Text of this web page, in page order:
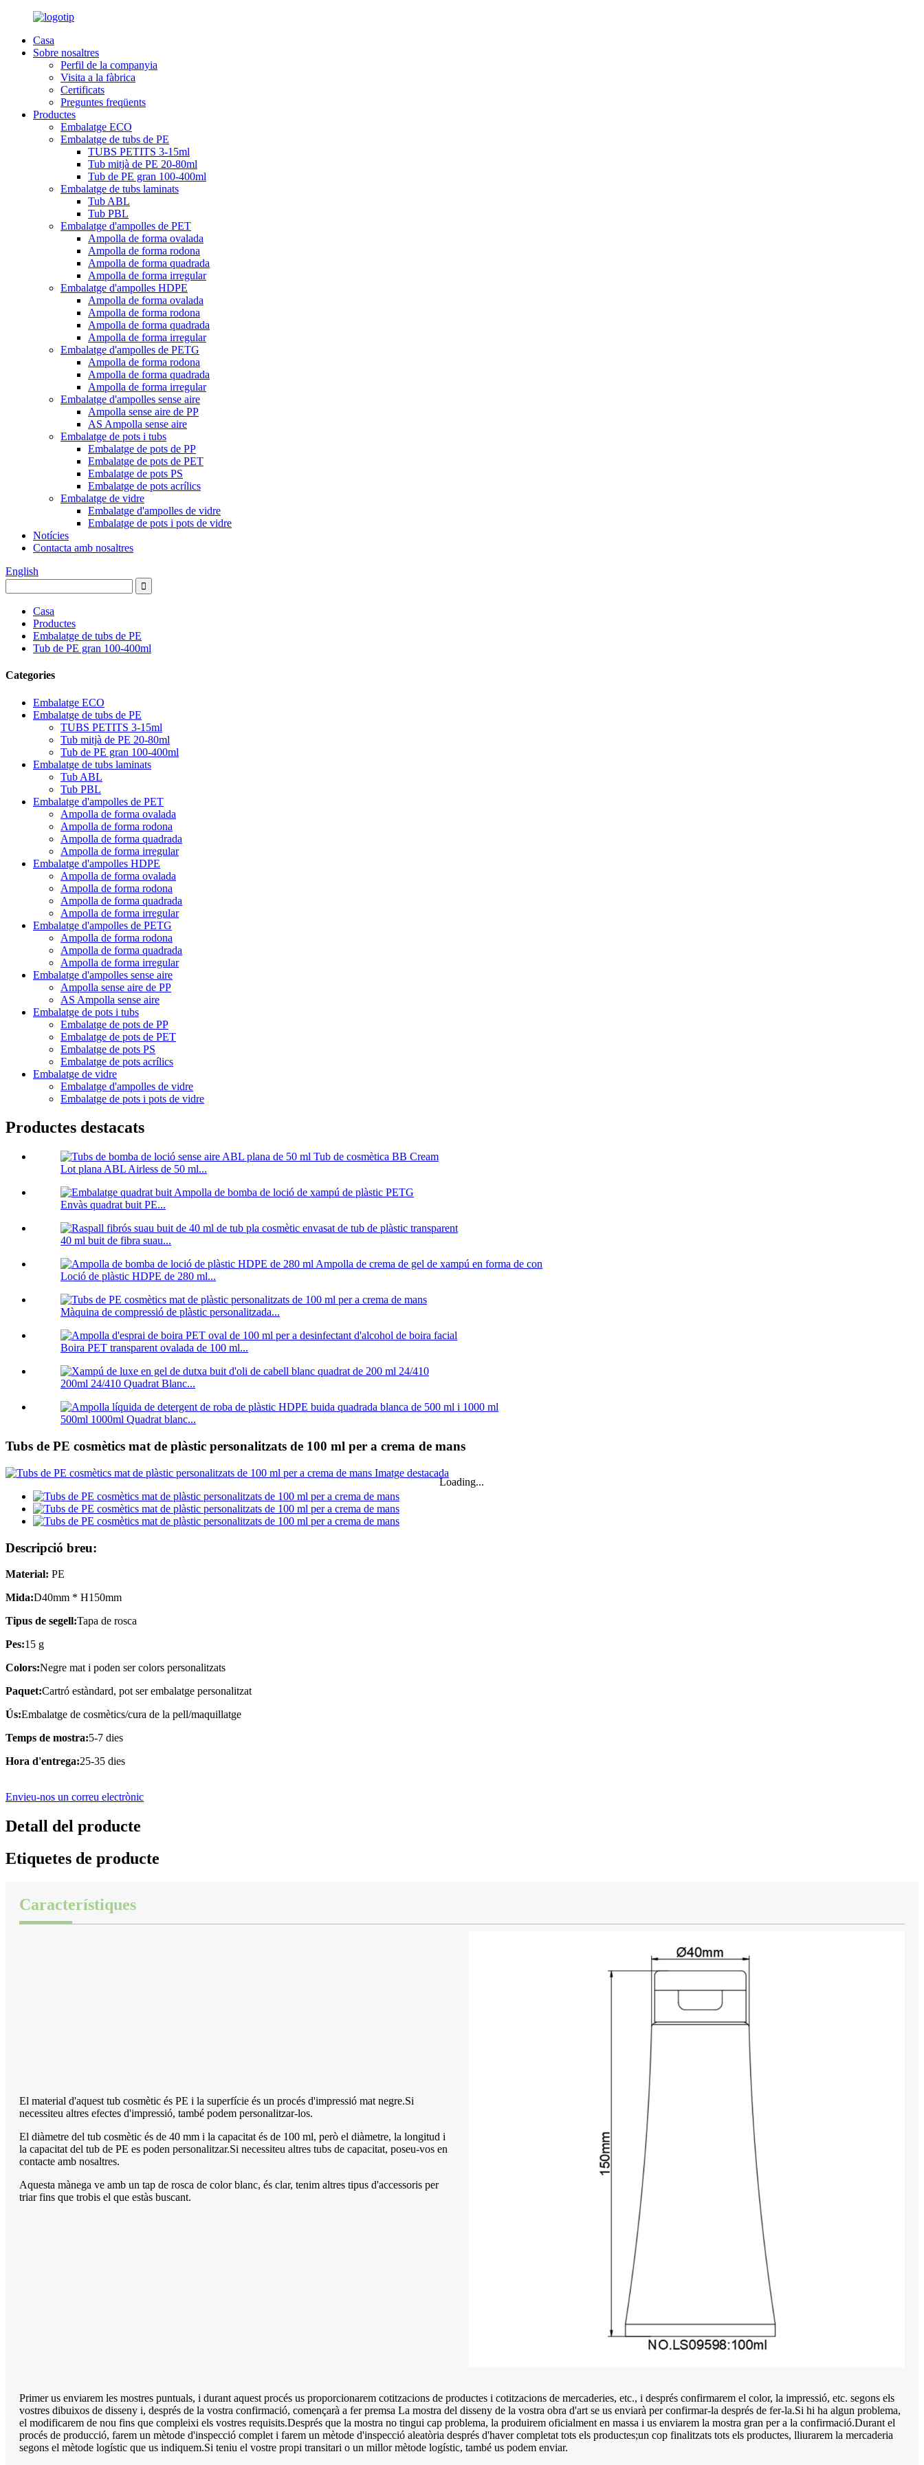
Casa
Sobre nosaltres
Perfil de la companyia
Visita a la fàbrica
Certificats
Preguntes freqüents
Productes
Embalatge ECO
Embalatge de tubs de PE
TUBS PETITS 3-15ml
Tub mitjà de PE 20-80ml
Tub de PE gran 100-400ml
Embalatge de tubs laminats
Tub ABL
Tub PBL
Embalatge d'ampolles de PET
Ampolla de forma ovalada
Ampolla de forma rodona
Ampolla de forma quadrada
Ampolla de forma irregular
Embalatge d'ampolles HDPE
Ampolla de forma ovalada
Ampolla de forma rodona
Ampolla de forma quadrada
Ampolla de forma irregular
Embalatge d'ampolles de PETG
Ampolla de forma rodona
Ampolla de forma quadrada
Ampolla de forma irregular
Embalatge d'ampolles sense aire
Ampolla sense aire de PP
AS Ampolla sense aire
Embalatge de pots i tubs
Embalatge de pots de PP
Embalatge de pots de PET
Embalatge de pots PS
Embalatge de pots acrílics
Embalatge de vidre
Embalatge d'ampolles de vidre
Embalatge de pots i pots de vidre
Notícies
Contacta amb nosaltres
English
Casa
Productes
Embalatge de tubs de PE
Tub de PE gran 100-400ml
Categories
Embalatge ECO
Embalatge de tubs de PE
TUBS PETITS 3-15ml
Tub mitjà de PE 20-80ml
Tub de PE gran 100-400ml
Embalatge de tubs laminats
Tub ABL
Tub PBL
Embalatge d'ampolles de PET
Ampolla de forma ovalada
Ampolla de forma rodona
Ampolla de forma quadrada
Ampolla de forma irregular
Embalatge d'ampolles HDPE
Ampolla de forma ovalada
Ampolla de forma rodona
Ampolla de forma quadrada
Ampolla de forma irregular
Embalatge d'ampolles de PETG
Ampolla de forma rodona
Ampolla de forma quadrada
Ampolla de forma irregular
Embalatge d'ampolles sense aire
Ampolla sense aire de PP
AS Ampolla sense aire
Embalatge de pots i tubs
Embalatge de pots de PP
Embalatge de pots de PET
Embalatge de pots PS
Embalatge de pots acrílics
Embalatge de vidre
Embalatge d'ampolles de vidre
Embalatge de pots i pots de vidre
Productes destacats
Lot plana ABL Airless de 50 ml...
Envàs quadrat buit PE...
40 ml buit de fibra suau...
Loció de plàstic HDPE de 280 ml...
Màquina de compressió de plàstic personalitzada...
Boira PET transparent ovalada de 100 ml...
200ml 24/410 Quadrat Blanc...
500ml 1000ml Quadrat blanc...
Tubs de PE cosmètics mat de plàstic personalitzats de 100 ml per a crema de mans
Loading...
Descripció breu:
Material: PE
Mida:D40mm * H150mm
Tipus de segell:Tapa de rosca
Pes:15 g
Colors:Negre mat i poden ser colors personalitzats
Paquet:Cartró estàndard, pot ser embalatge personalitzat
Ús:Embalatge de cosmètics/cura de la pell/maquillatge
Temps de mostra:5-7 dies
Hora d'entrega:25-35 dies
Envieu-nos un correu electrònic
Detall del producte
Etiquetes de producte
Característiques
El material d'aquest tub cosmètic és PE ​​i la superfície és un procés d'impressió mat negre.Si
necessiteu altres efectes d'impressió, també podem personalitzar-los.
El diàmetre del tub cosmètic és de 40 mm i la capacitat és de 100 ml, però el diàmetre, la longitud i
la capacitat del tub de PE es poden personalitzar.Si necessiteu altres tubs de capacitat, poseu-vos en
contacte amb nosaltres.
Aquesta mànega ve amb un tap de rosca de color blanc, és clar, tenim altres tipus d'accessoris per
triar fins que trobis el que estàs buscant.
Primer us enviarem les mostres puntuals, i durant aquest procés us proporcionarem cotitzacions de productes i cotitzacions de mercaderies, etc., i després confirmarem el color, la impressió, etc. segons els
vostres dibuixos de disseny i, després de la vostra confirmació, començarà a fer premsa La mostra del disseny de la vostra obra d'art se us enviarà per confirmar-la després de fer-la.Si hi ha algun problema,
el modificarem de nou fins que compleixi els vostres requisits.Després que la mostra no tingui cap problema, la produirem oficialment en massa i us enviarem la mostra gran per a la confirmació.Durant el
procés de producció, farem un mètode d'inspecció complet i farem un mètode d'inspecció aleatòria després d'haver completat tots els productes;un cop finalitzats tots els productes, lliurarem la mercaderia
segons el mètode logístic que us indiquem.Si teniu el vostre propi transitari o un millor mètode logístic, també us podem enviar.